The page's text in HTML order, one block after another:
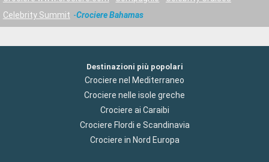
Celebrity Summit
Crociere Bahamas
Destinazioni più popolari
Crociere nel Mediterraneo
Crociere nelle isole greche
Crociere ai Caraibi
Crociere Flordi e Scandinavia
Crociere in Nord Europa